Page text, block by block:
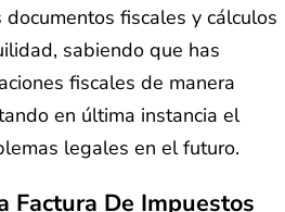
fiscales y cálculos
sabiendo que has
fiscales de manera
en última instancia el
legales en el futuro.
Factura De Impuestos